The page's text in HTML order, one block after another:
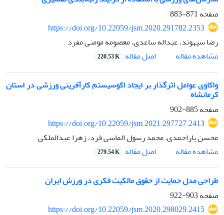
صفحه871-883
https://doi.org/10.22059/jsm.2020.291782.2353
رضا سپهوند، عبداله ساعدی، معصومه مومنی مفرد
مشاهده مقاله
اصل مقاله 220.53 K
واکاوی عوامل اثرگذار بر ایجاد اکوسیستم کارآفرینی ورزشی در استان
کرمانشاه
صفحه885-902
https://doi.org/10.22059/jsm.2021.297727.2413
محسن یاراحمدی، محمد رسول الماسی فرد، زهرا عبدالملکی
مشاهده مقاله
اصل مقاله 279.54 K
طراحی مدل حمایت از حقوق مالکیت فکری در ورزش ایران
صفحه903-922
https://doi.org/10.22059/jsm.2020.298029.2415